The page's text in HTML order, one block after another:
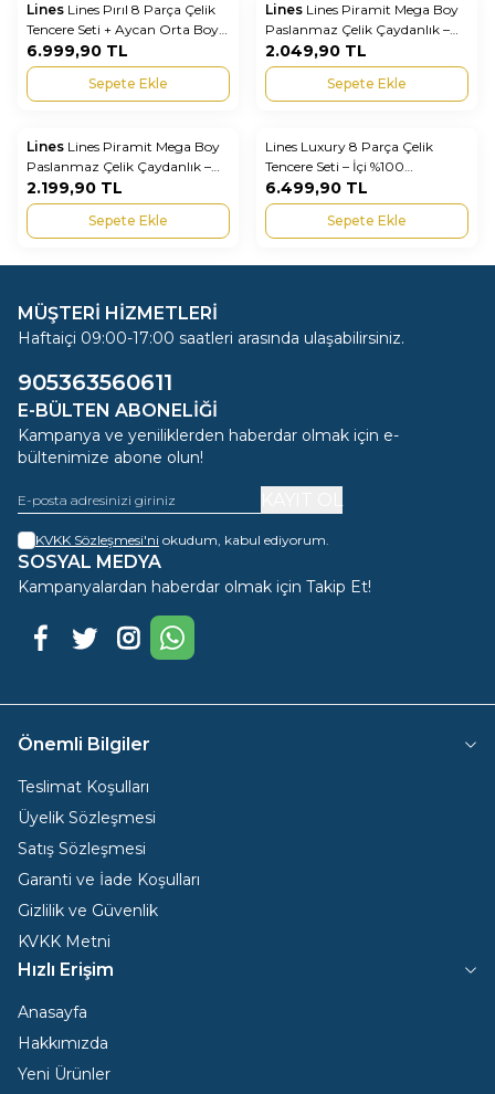
Yeni
Favorilere Ekle
Lines Lines Pırıl 8 Parça Çelik
Tencere Seti + Aycan Orta Boy
Çaydanlık | Paslanmaz Mutfak
& Çeyiz Seti Altın Kulp
6.999,90 TL
Sepete Ekle
Yeni
Favorilere Ekle
Lines Lines Piramit Mega Boy
Paslanmaz Çelik Çaydanlık –
Metal Kulplu, Büyük Kapasiteli
ve Dayanıklı
2.049,90 TL
Sepete Ekle
Yeni
Favorilere Ekle
Lines Lines Piramit Mega Boy
Paslanmaz Çelik Çaydanlık –
Altın Kulplu, Büyük Kapasiteli
ve Dayanıklı
2.199,90 TL
Sepete Ekle
Yeni
Favorilere Ekle
Lines Luxury 8 Parça Çelik
Tencere Seti – İçi %100
Paslanmaz Çelik, Dışı Granit
Kaplama Premium Tencere Seti
6.499,90 TL
Sepete Ekle
MÜŞTERİ HİZMETLERİ
Haftaiçi 09:00-17:00 saatleri arasında ulaşabilirsiniz.
905363560611
E-BÜLTEN ABONELIĞI
Kampanya ve yeniliklerden haberdar olmak için e-
bültenimize abone olun!
KVKK Sözleşmesi'ni okudum, kabul ediyorum.
SOSYAL MEDYA
Kampanyalardan haberdar olmak için Takip Et!
Facebook
Twitter InstagramWhatsApp
Önemli Bilgiler
Teslimat Koşulları
Üyelik Sözleşmesi
Satış Sözleşmesi
Garanti ve İade Koşulları
Gizlilik ve Güvenlik
KVKK Metni
Hızlı Erişim
Anasayfa
Hakkımızda
Yeni Ürünler